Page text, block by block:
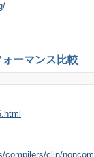
ーマンス比較
compilers/clin/